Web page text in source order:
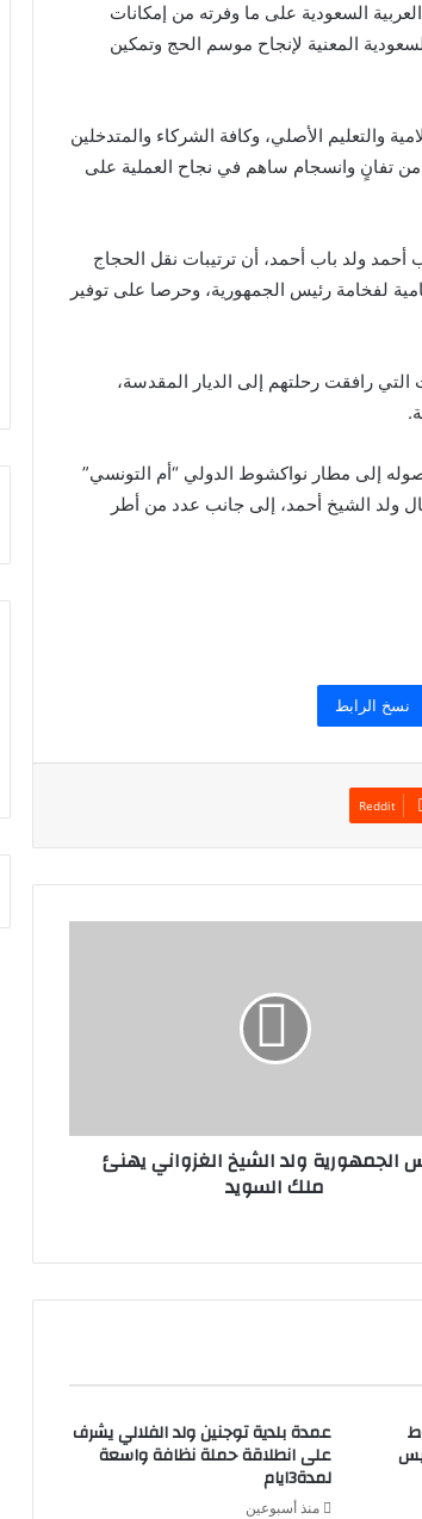
السعودية على ما وفرته من إمكانات
المعنية لإنجاح موسم الحج وتمكين
والتعليم الأصلي، وكافة الشركاء والمتدخلين
تفانٍ وانسجام ساهم في نجاح العملية على
أحمد ولد باب أحمد، أن ترتيبات نقل الحجاج
لفخامة رئيس الجمهورية، وحرصا على توفير
رافقت رحلتهم إلى الديار المقدسة،
إلى مطار نواكشوط الدولي “أم التونسي”
ولد الشيخ أحمد، إلى جانب عدد من أطر
نسخ الرابط
الجمهورية ولد الشيخ الغزواني يهنئ
ملك السويد
عمدة بلدية توجنين ولد الفلالي يشرف
على انطلاقة حملة نظافة واسعة
لمدة3ايام
منذ أسبوعين